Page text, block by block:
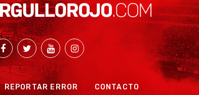
REPORTAR ERROR CONTACTO